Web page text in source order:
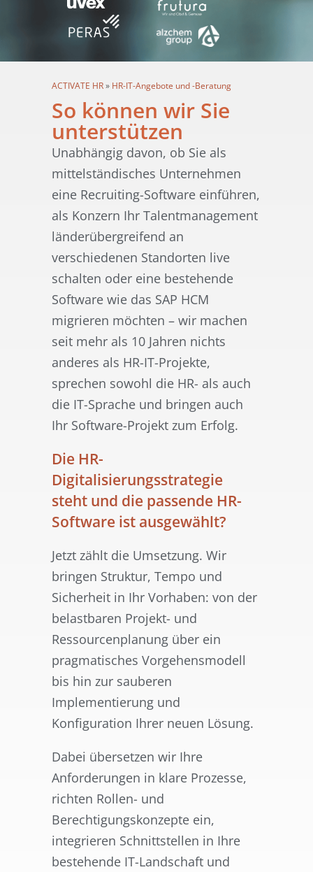
ACTIVATE HR» HR-IT-Angebote und -Beratung
So können wir Sie
unterstützen
Unabhängig davon, ob Sie als
mittelständisches Unternehmen
eine Recruiting-Software einführen,
als Konzern Ihr Talentmanagement
länderübergreifend an
verschiedenen Standorten live
schalten oder eine bestehende
Software wie das SAP HCM
migrieren möchten – wir machen
seit mehr als 10 Jahren nichts
anderes als HR-IT-Projekte,
sprechen sowohl die HR- als auch
die IT-Sprache und bringen auch
Ihr Software-Projekt zum Erfolg.
Die HR-
Digitalisierungsstrategie
steht und die passende HR-
Software ist ausgewählt?
Jetzt zählt die Umsetzung. Wir
bringen Struktur, Tempo und
Sicherheit in Ihr Vorhaben: von der
belastbaren Projekt- und
Ressourcenplanung über ein
pragmatisches Vorgehensmodell
bis hin zur sauberen
Implementierung und
Konfiguration Ihrer neuen Lösung.
Dabei übersetzen wir Ihre
Anforderungen in klare Prozesse,
richten Rollen- und
Berechtigungskonzepte ein,
integrieren Schnittstellen in Ihre
bestehende IT-Landschaft und